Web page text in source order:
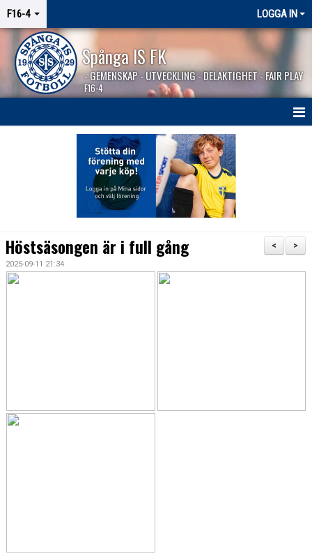
F16-4 LOGGA IN
Spånga IS FK
- GEMENSKAP - UTVECKLING - DELAKTIGHET - FAIR PLAY
F16-4
KONTAKT
>
<
Höstsäsongen är i full gång
2025-09-11 21:34